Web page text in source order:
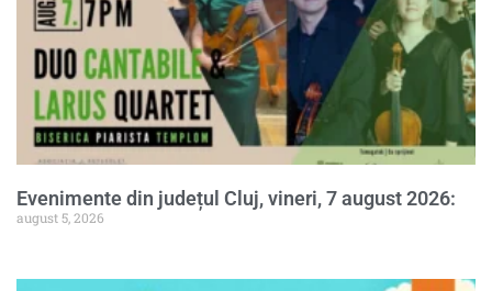
Evenimente din județul Cluj, vineri, 7 august 2026:
august 5, 2026